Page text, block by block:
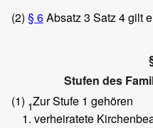
(2) § 6Absatz 3 Satz 4 gilt
Stufen des
(1) 1Zur Stufe 1 gehören
verheiratete